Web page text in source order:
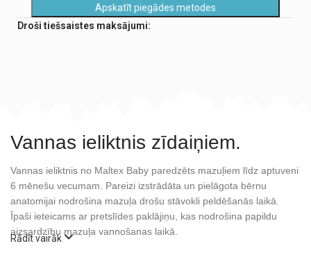
Apskatīt piegādes metodes
Droši tiešsaistes maksājumi:
Vannas ieliktnis zīdaiņiem.
Vannas ieliktnis no Maltex Baby paredzēts mazuļiem līdz aptuveni
6 mēnešu vecumam. Pareizi izstrādāta un pielāgota bērnu
anatomijai nodrošina mazuļa drošu stāvokli peldēšanās laikā.
Īpaši ieteicams ar pretslīdes paklājiņu, kas nodrošina papildu
aizsardzību mazuļa vannošanas laikā.
Rādīt vairāk